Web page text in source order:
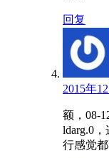
回复
2015年
额，08-
ldarg.0
行感觉